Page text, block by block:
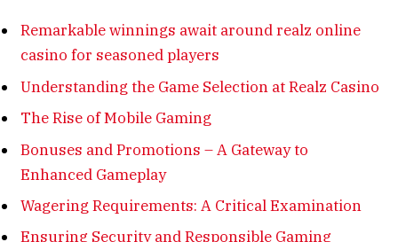
Remarkable winnings await around realz online
casino for seasoned players
Understanding the Game Selection at Realz Casino
The Rise of Mobile Gaming
Bonuses and Promotions – A Gateway to
Enhanced Gameplay
Wagering Requirements: A Critical Examination
Ensuring Security and Responsible Gaming